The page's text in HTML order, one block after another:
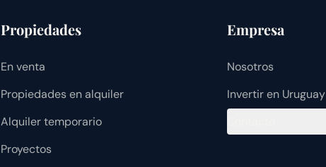
Propiedades
En venta
Propiedades en alquiler
Alquiler temporario
Proyectos
Empresa
Nosotros
Invertir en Uruguay